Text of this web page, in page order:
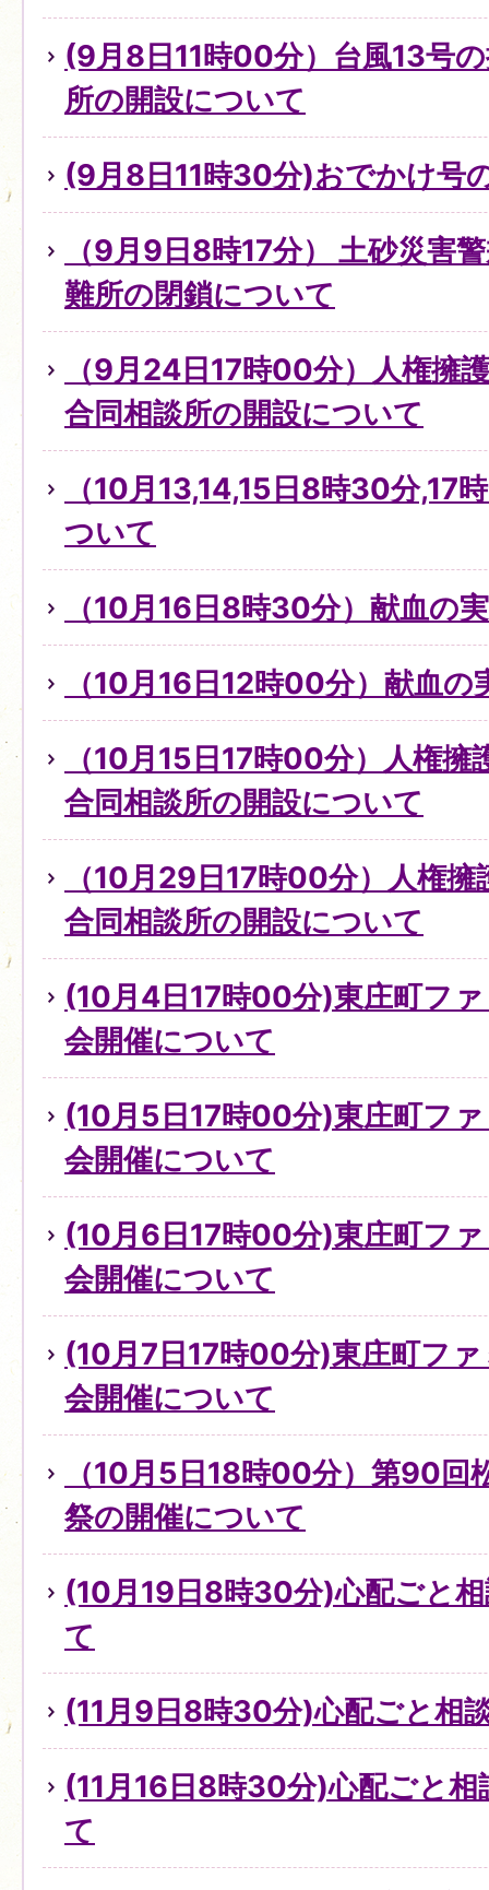
(9月8日11時00分）台風13号
所の開設について
(9月8日11時30分)おでかけ号
（9月9日8時17分） 土砂災害
難所の閉鎖について
（9月24日17時00分）人権擁
合同相談所の開設について
（10月13,14,15日8時30分,17
ついて
（10月16日8時30分）献血の
（10月16日12時00分）献血の
（10月15日17時00分）人権擁
合同相談所の開設について
（10月29日17時00分）人権
合同相談所の開設について
(10月4日17時00分)東庄町フ
会開催について
(10月5日17時00分)東庄町フ
会開催について
(10月6日17時00分)東庄町フ
会開催について
(10月7日17時00分)東庄町フ
会開催について
（10月5日18時00分）第90回
祭の開催について
(10月19日8時30分)心配ごと
て
(11月9日8時30分)心配ごと相
(11月16日8時30分)心配ごと
て